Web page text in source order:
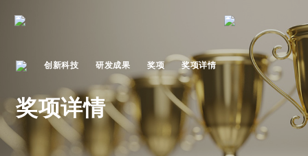
创新科技 研发成果 奖项 奖项详情
奖项详情